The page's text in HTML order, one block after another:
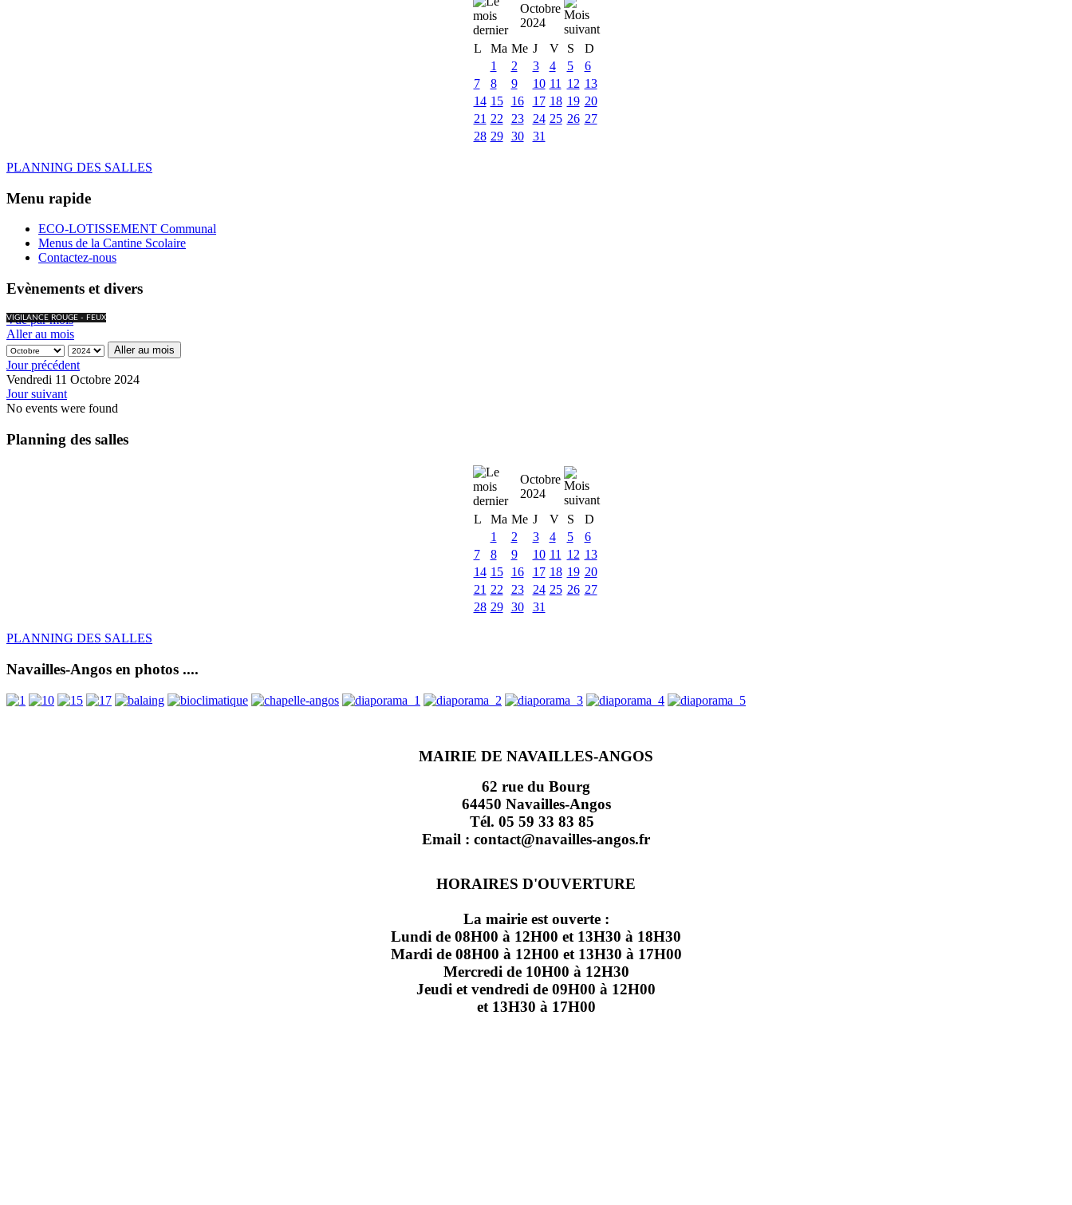
Octobre
2024
L
Ma Me J V S
D
1
2 3 4 5
6
7
8 9 10 11 12 13
14 15 16 17 18 19 20
21 22 23 24 25 26 27
28 29 30 31
PLANNING DES SALLES
Menu rapide
ECO-LOTISSEMENT Communal
Menus de la Cantine Scolaire
Contactez-nous
Evènements et divers
VIGILANCE ROUGE - FEUX
Vue par mois
Aller au mois
Aller au mois
Jour précédent
Vendredi 11 Octobre 2024
Jour suivant
No events were found
Planning des salles
Octobre
2024
L
Ma Me J V S
D
1
2 3 4 5
6
7
8 9 10 11 12 13
14 15 16 17 18 19 20
21 22 23 24 25 26 27
28 29 30 31
PLANNING DES SALLES
Navailles-Angos en photos ....
MAIRIE DE NAVAILLES-ANGOS
62 rue du Bourg
64450 Navailles-Angos
Tél. 05 59 33 83 85
Email : contact@navailles-angos.fr
HORAIRES D'OUVERTURE
La mairie est ouverte :
Lundi de 08H00 à 12H00 et 13H30 à 18H30
Mardi de 08H00 à 12H00 et 13H30 à 17H00
Mercredi de 10H00 à 12H30
Jeudi et vendredi de 09H00 à 12H00
et 13H30 à 17H00